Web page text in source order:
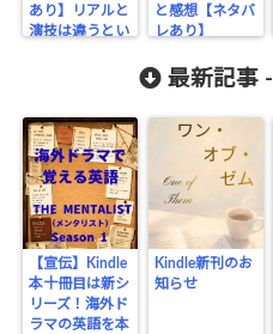
count-
cache.php
on line2897
あり】リアルと
演技は違うとい
と感想【ネタバ
レあり】
最新記事 -
【宣伝】Kindle
本十冊目は新シ
リーズ！海外ド
ラマの英語を本
Kindle新刊のお
知らせ